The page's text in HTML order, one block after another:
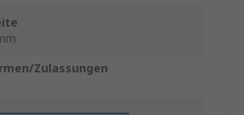
Zulassungen